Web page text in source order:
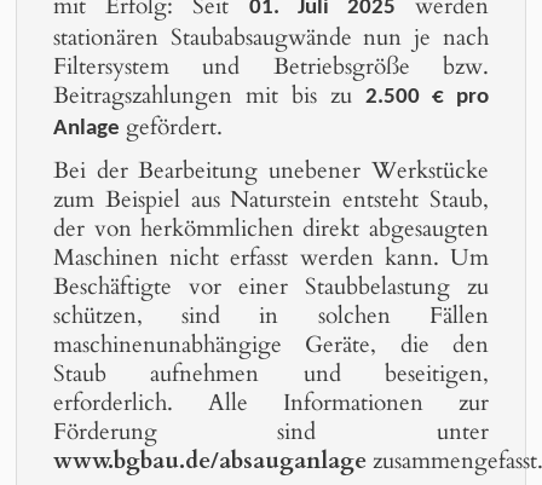
01. Juli 2025
stationären Staubabsaugwände nun je nach
Filtersystem und Betriebsgröße bzw.
Beitragszahlungen mit bis zu 2.500 € pro
Anlage gefördert.
Bei der Bearbeitung unebener Werkstücke
zum Beispiel aus Naturstein entsteht Staub,
der von herkömmlichen direkt abgesaugten
Maschinen nicht erfasst werden kann. Um
Beschäftigte vor einer Staubbelastung zu
schützen, sind in solchen Fällen
maschinenunabhängige Geräte, die den
Staub aufnehmen und beseitigen,
erforderlich. Alle Informationen zur
Förderung sind unter
www.bgbau.de/absauganlage